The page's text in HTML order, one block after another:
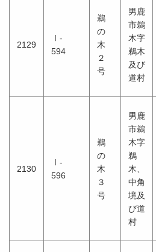
2129
Ⅰ-
594
鵜
の
木
２
号
男鹿
市鵜
木字
鵜木
及び
道村
2130
Ⅰ-
596
鵜
の
木
３
号
男鹿
市鵜
木字
鵜
木、
中角
境及
び道
村